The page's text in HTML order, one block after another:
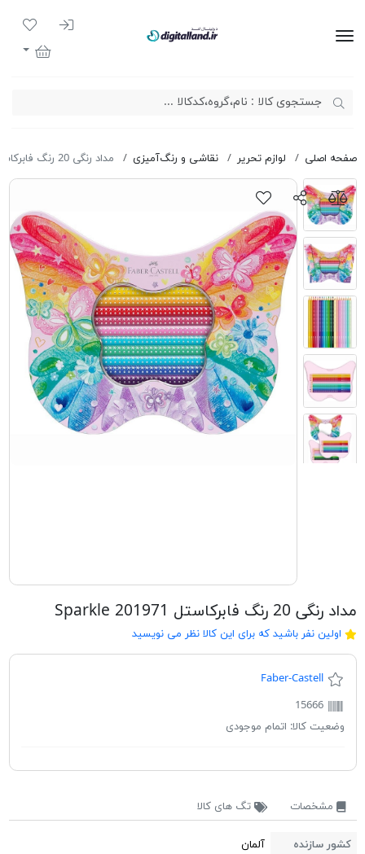
ورود به
لیست
سبد خرید
صفحه اصلی لوازم تحریر نقاشی و رنگ‌آمیزی مداد رنگی 20 رنگ فابرکاستل Sparkle 201971
مداد رنگی 20 رنگ فابرکاستل Sparkle 201971
اولین نفر باشید که برای این کالا نظر می نویسید
Faber-Castell
15666
وضعیت کالا: اتمام موجودی
مشخصات تگ های کالا
کشور سازنده
آلمان